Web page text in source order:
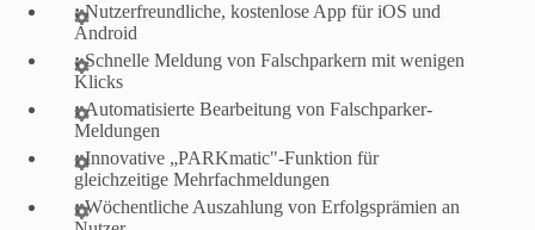
:Nutzerfreundliche, kostenlose App für iOS und
Android
:Schnelle Meldung von Falschparkern mit wenigen
Klicks
:Automatisierte Bearbeitung von Falschparker-
Meldungen
:Innovative „PARKmatic"-Funktion für
gleichzeitige Mehrfachmeldungen
:Wöchentliche Auszahlung von Erfolgsprämien an